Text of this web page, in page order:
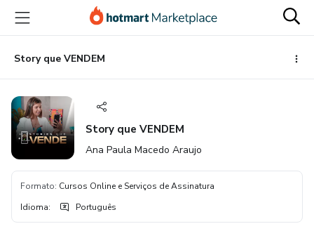
para
conteúdo
principal
para
pagamento
para
rodapé
Story que VENDEM
Story que VENDEM
Ana Paula Macedo Araujo
Formato: Cursos Online e Serviços de Assinatura
Idioma: Português